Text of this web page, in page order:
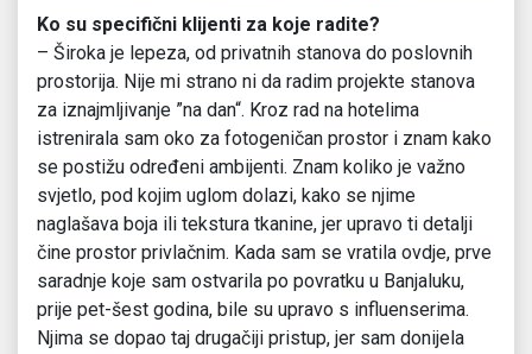
Ko su specifični klijenti za koje radite?
– Široka je lepeza, od privatnih stanova do poslovnih
prostorija. Nije mi strano ni da radim projekte stanova
za iznajmljivanje ”na dan“. Kroz rad na hotelima
istrenirala sam oko za fotogeničan prostor i znam kako
se postižu određeni ambijenti. Znam koliko je važno
svjetlo, pod kojim uglom dolazi, kako se njime
naglašava boja ili tekstura tkanine, jer upravo ti detalji
čine prostor privlačnim. Kada sam se vratila ovdje, prve
saradnje koje sam ostvarila po povratku u Banjaluku,
prije pet-šest godina, bile su upravo s influenserima.
Njima se dopao taj drugačiji pristup, jer sam donijela